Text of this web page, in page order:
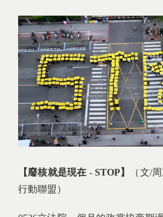
【廢核就是現在 - STOP】
（文/
行動聯盟）